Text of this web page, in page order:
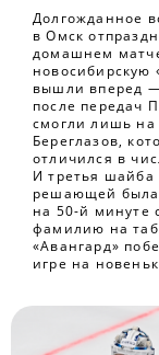
Долгожданное
в Омск
домашнем
новосибирскую
вышли вперед
после передач
смогли лишь на
Береглазов,
отличился в
И третья шайба
решающей была
на 50-й минуте
фамилию на
«Авангард»
игре на